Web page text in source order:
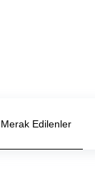
Merak Edilenler